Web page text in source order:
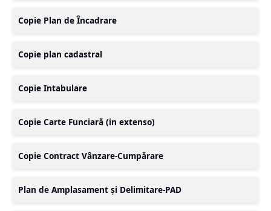
Copie Plan de Încadrare
Copie plan cadastral
Copie Intabulare
Copie Carte Funciară (in extenso)
Copie Contract Vânzare-Cumpărare
Plan de Amplasament și Delimitare-PAD